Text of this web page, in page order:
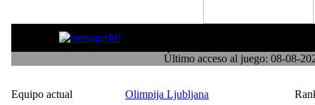
Último acceso al juego: 08-08-
Equipo actual Olimpija Ljubljana